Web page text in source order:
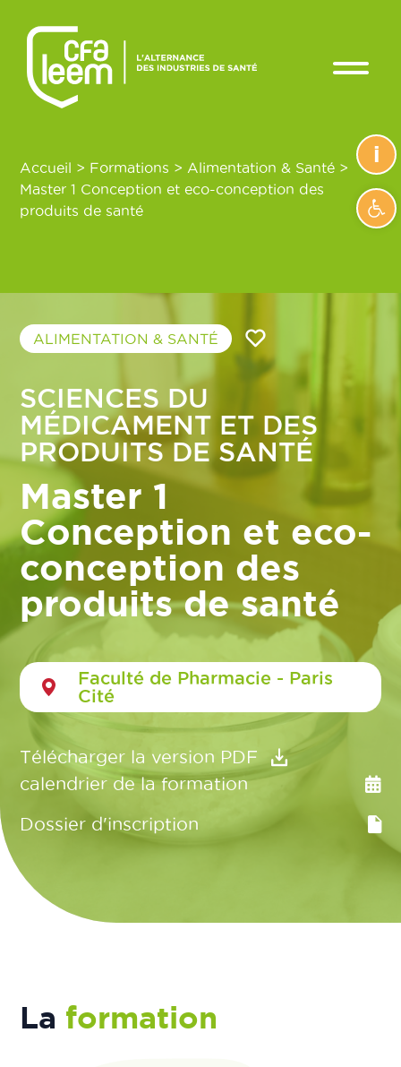
i
Accueil > Formations > Alimentation & Santé >
Master 1 Conception et eco-conception des
produits de santé
ALIMENTATION & SANTÉ
SCIENCES DU
MÉDICAMENT ET DES
PRODUITS DE SANTÉ
Master 1
Conception et eco-
conception des
produits de santé
Faculté de Pharmacie - Paris
Cité
Télécharger la version PDF
calendrier de la formation
Dossier d'inscription
La formation